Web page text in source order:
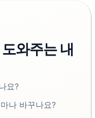
와주는 내
요?
나 바꾸나요?